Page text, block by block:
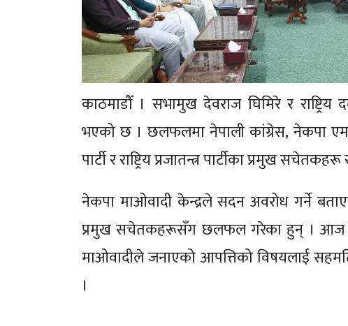
काठमाडौँ । सभामुख देवराज घिमिरे र
भएको छ । छलफलमा नेपाली कांग्रेस, नेकपा
पार्टी र राष्ट्रिय प्रजातन्त्र पार्टीका प्रमुख
नेकपा माओवादी केन्द्रले सदन अवरोध गर्ने
प्रमुख सचेतकहरूसँग छलफल गरेका हुन् । आज
माओवादीले जनाएको आपत्तिको विषयलाई
।